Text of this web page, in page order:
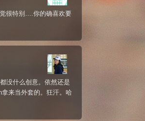
很特别….你的确喜欢要
没什么创意。依然还是
来当外套的。狂汗。哈